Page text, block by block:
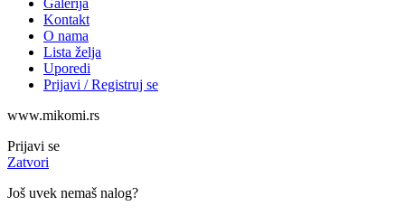
Galerija
Kontakt
O nama
Lista želja
Uporedi
Prijavi / Registruj se
www.mikomi.rs
Prijavi se
Zatvori
Još uvek nemaš nalog?